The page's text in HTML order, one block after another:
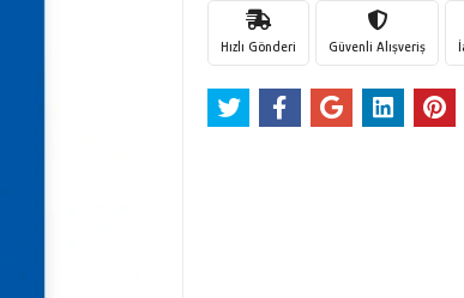
Hızlı Gönderi Güvenli Alışveriş